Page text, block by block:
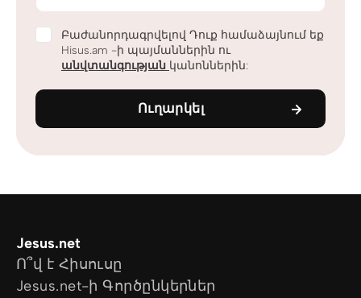
Բաժանորդագրվելով Դուք համաձայնում եք
Hisus.am -ի պայմաններին ու
անվտանգության կանոններին:
Ուղարկել
Jesus.net
Ո՞վ է Հիսուսը
Jesus.net-ի Գործընկերներ